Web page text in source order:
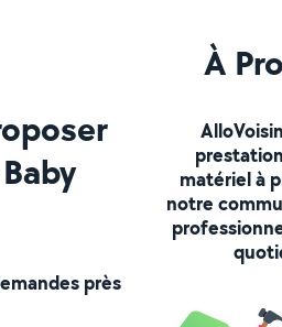
près
À
matériel à
notre